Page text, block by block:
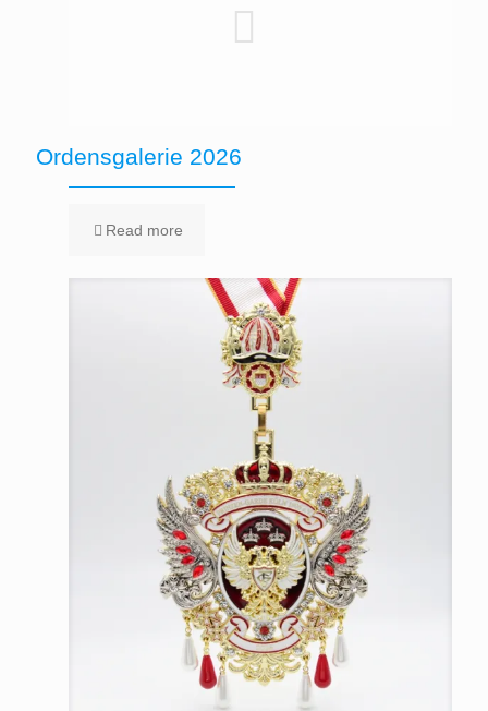
Ordensgalerie 2026
Read more